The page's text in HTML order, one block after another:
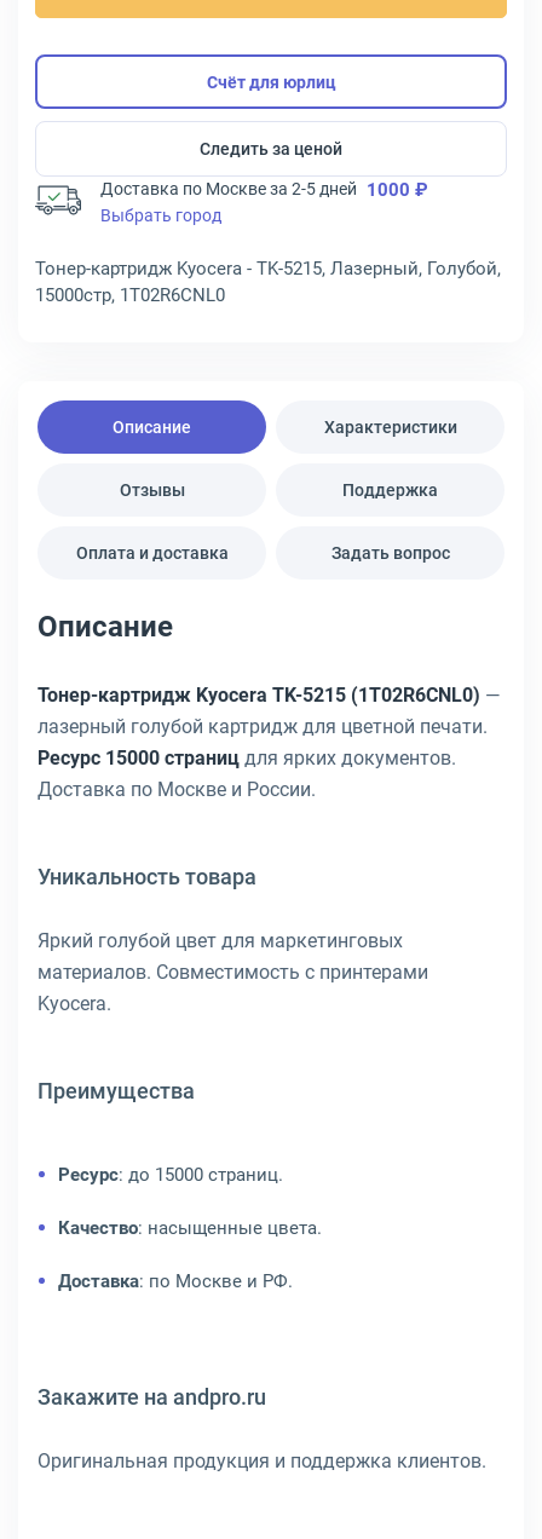
Счёт для юрлиц
Следить за ценой
Доставка по Москве за 2-5 дней 1000 ₽
Выбрать город
Тонер-картридж Kyocera - TK-5215, Лазерный, Голубой,
15000стр, 1T02R6CNL0
Описание Характеристики
Отзывы Поддержка
Оплата и доставка Задать вопрос
Описание
Тонер-картридж Kyocera TK-5215 (1T02R6CNL0) —
лазерный голубой картридж для цветной печати.
Ресурс 15000 страниц для ярких документов.
Доставка по Москве и России.
Уникальность товара
Яркий голубой цвет для маркетинговых
материалов. Совместимость с принтерами
Kyocera.
Преимущества
Ресурс: до 15000 страниц.
Качество: насыщенные цвета.
Доставка: по Москве и РФ.
Закажите на andpro.ru
Оригинальная продукция и поддержка клиентов.